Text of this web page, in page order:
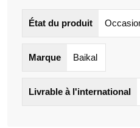
État du produit
Marque Baikal
Livrable à l'international